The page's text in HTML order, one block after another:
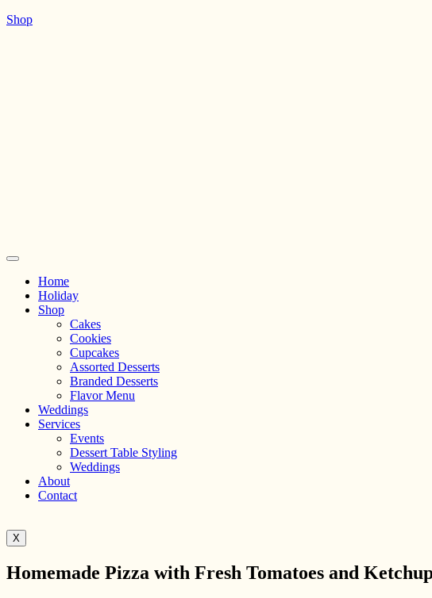
Shop
Home
Holiday
Shop
Cakes
Cookies
Cupcakes
Assorted Desserts
Branded Desserts
Flavor Menu
Weddings
Services
Events
Dessert Table Styling
Weddings
About
Contact
X
Homemade Pizza with Fresh Tomatoes and